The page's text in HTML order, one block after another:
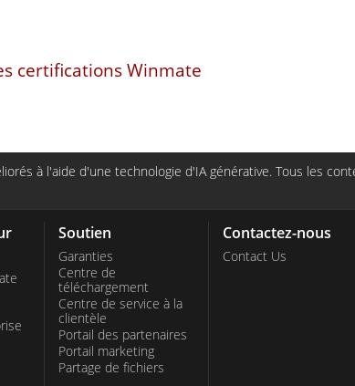
certifications Winmate
à l'aide d'une technologie d'IA générative. Tous les
Soutien
Garanties
Centre de
téléchargement
Centre de service à la
clientèle
Portail des partenaires
Portail marketing
Partage de fichiers
Contactez-nous
Contact Us